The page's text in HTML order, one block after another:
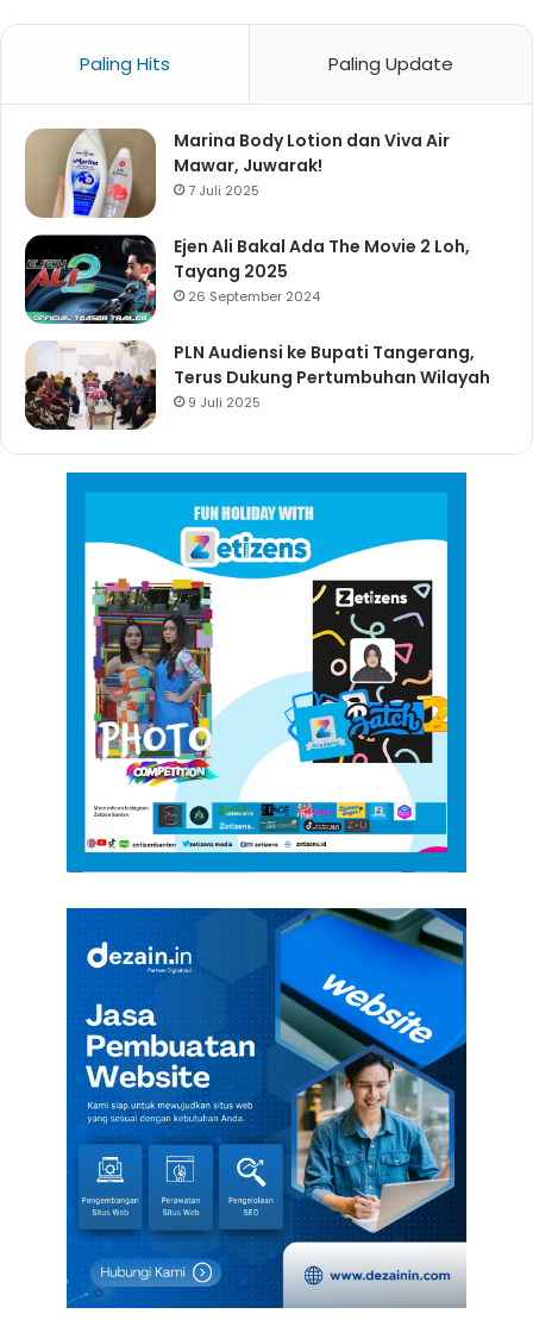
Paling Hits Paling Update
Marina Body Lotion dan Viva Air
Mawar, Juwarak!
7 Juli 2025
Ejen Ali Bakal Ada The Movie 2 Loh,
Tayang 2025
26 September 2024
PLN Audiensi ke Bupati Tangerang,
Terus Dukung Pertumbuhan Wilayah
9 Juli 2025